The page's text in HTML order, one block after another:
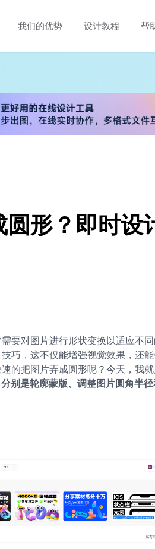
我们的优势 设计教程 帮
形？即时设
要对图片进行形状变换以适应不同
巧，这不仅能增强视觉效果，还
的把图片弄成圆形呢？今天，我就
别是轮廓蒙版、调整图片圆角半径